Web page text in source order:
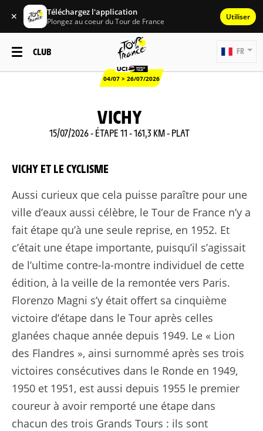
✕ Téléchargez l'application
Plongez au coeur du Tour de France Utiliser
CLUB
04/07 > 26/07/2026
FR
VICHY
15/07/2026 - ÉTAPE 11 - 161,3 KM - PLAT
VICHY ET LE CYCLISME
Aussi curieux que cela puisse paraître pour une
ville d’eaux aussi célèbre, le Tour de France n’y a
fait étape qu’à une seule reprise, en 1952. Et
c’était une étape importante, puisqu’il s’agissait
de l’ultime contre-la-montre individuel de cette
édition, à la veille de la remontée vers Paris.
Florenzo Magni s’y était offert sa cinquième
victoire d’étape dans le Tour après celles
glanées chaque année depuis 1949. Le « Lion
des Flandres », ainsi surnommé après ses trois
victoires consécutives dans le Ronde en 1949,
1950 et 1951, est aussi depuis 1955 le premier
coureur à avoir remporté une étape dans
chacun des trois Grands Tours : ils sont